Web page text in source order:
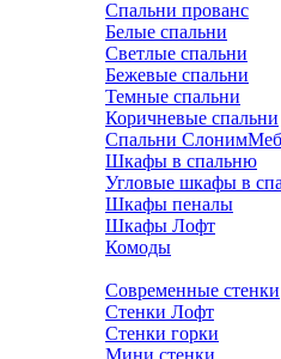
Спальни прованс
Белые спальни
Светлые спальни
Бежевые спальни
Темные спальни
Коричневые спальни
Спальни
Шкафы в спальню
Угловые шкафы в
Шкафы пеналы
Шкафы Лофт
Комоды
Современные стенки
Стенки Лофт
Стенки горки
Мини стенки